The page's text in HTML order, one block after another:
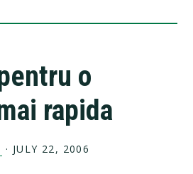
o
rapida
· JULY 22, 2006